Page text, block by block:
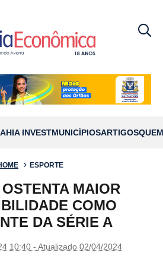
INVESTMUNICÍPIOSARTIGOS
ESPORTE
MAIOR
COMO
DA SÉRIE A
10:40 - Atualizado 02/04/2024